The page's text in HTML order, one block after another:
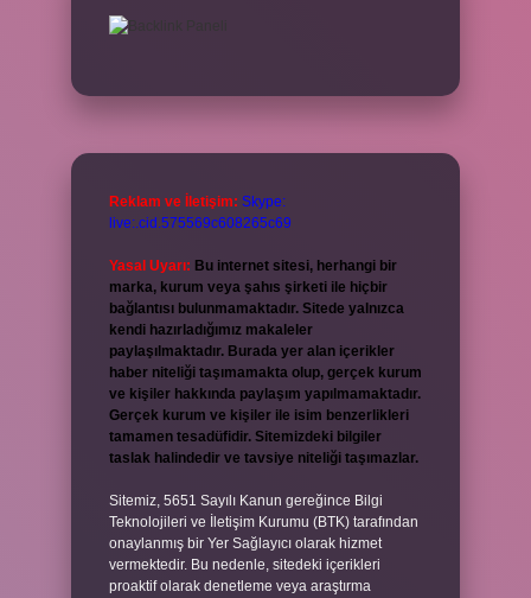
Reklam ve İletişim: Skype:
live:.cid.575569c608265c69
Yasal Uyarı: Bu internet sitesi, herhangi bir
marka, kurum veya şahıs şirketi ile hiçbir
bağlantısı bulunmamaktadır. Sitede yalnızca
kendi hazırladığımız makaleler
paylaşılmaktadır. Burada yer alan içerikler
haber niteliği taşımamakta olup, gerçek kurum
ve kişiler hakkında paylaşım yapılmamaktadır.
Gerçek kurum ve kişiler ile isim benzerlikleri
tamamen tesadüfidir. Sitemizdeki bilgiler
taslak halindedir ve tavsiye niteliği taşımazlar.
Sitemiz, 5651 Sayılı Kanun gereğince Bilgi
Teknolojileri ve İletişim Kurumu (BTK) tarafından
onaylanmış bir Yer Sağlayıcı olarak hizmet
vermektedir. Bu nedenle, sitedeki içerikleri
proaktif olarak denetleme veya araştırma